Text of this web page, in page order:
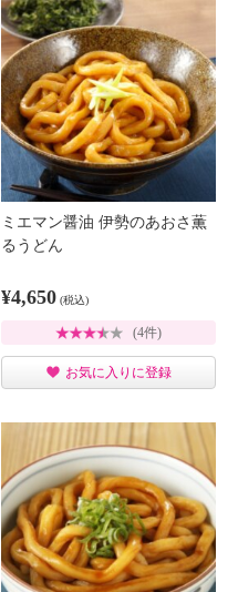
ミエマン醤油 伊勢のあおさ薫
るうどん
¥4,650 (税込)
(4件)
お気に入りに登録